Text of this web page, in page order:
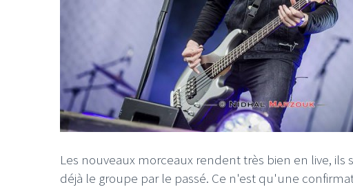
Les nouveaux morceaux rendent très bien en live,
déjà le groupe par le passé. Ce n'est qu'une